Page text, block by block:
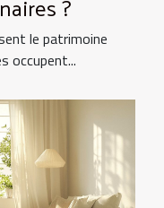
le patrimoine
occupent...